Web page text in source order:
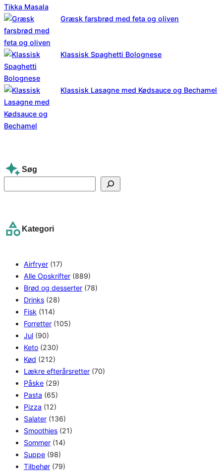
Græsk farsbrød med feta og oliven
Klassisk Spaghetti Bolognese
Klassisk Lasagne med Kødsauce og Bechamel
Søg
e
c
Kategori
Airfryer (17)
Alle Opskrifter (889)
Brød og desserter (78)
Drinks (28)
Fisk (114)
Forretter (105)
Jul (90)
Keto (230)
Kød (212)
Lækre efterårsretter (70)
Påske (29)
Pasta (65)
Pizza (12)
Salater (136)
Smoothies (21)
Sommer (14)
Suppe (98)
Tilbehør (79)